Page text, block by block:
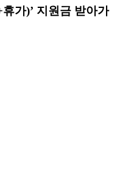
가)’ 지원금 받아가